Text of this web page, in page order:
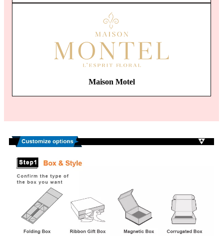
Maison Motel